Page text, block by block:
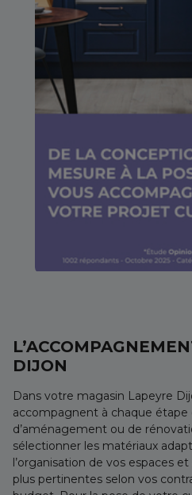
DIJON
Dans votre magasin Lapeyre
accompagnent à chaque
d’aménagement ou de
sélectionner les matériaux
l’organisation de vos espaces
plus pertinentes selon vos